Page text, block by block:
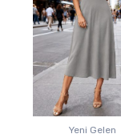
Yeni Gelen